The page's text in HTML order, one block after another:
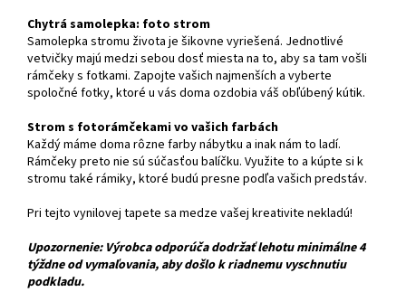
Chytrá samolepka: foto strom
Samolepka stromu života je šikovne vyriešená. Jednotlivé
vetvičky majú medzi sebou dosť miesta na to, aby sa tam vošli
rámčeky s fotkami. Zapojte vašich najmenších a vyberte
spoločné fotky, ktoré u vás doma ozdobia váš obľúbený kútik.
Strom s fotorámčekami vo vašich farbách
Každý máme doma rôzne farby nábytku a inak nám to ladí.
Rámčeky preto nie sú súčasťou balíčku. Využite to a kúpte si k
stromu také rámiky, ktoré budú presne podľa vašich predstáv.
Pri tejto vynilovej tapete sa medze vašej kreativite nekladú!
Upozornenie: Výrobca odporúča dodržať lehotu minimálne 4
týždne od vymaľovania, aby došlo k riadnemu vyschnutiu
podkladu.